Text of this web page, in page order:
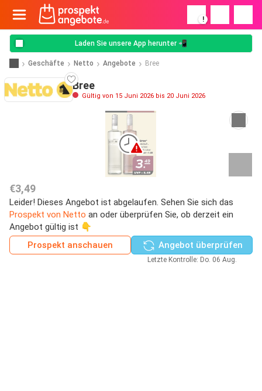
!
Laden Sie unsere App herunter 📲
Geschäfte Netto Angebote Bree
Bree
Gültig von 15 Juni 2026 bis 20 Juni 2026
€3,49
Leider! Dieses Angebot ist abgelaufen. Sehen Sie sich das
Prospekt von Netto an oder überprüfen Sie, ob derzeit ein
Angebot gültig ist 👇
Prospekt anschauen
Angebot überprüfen
Letzte Kontrolle: Do. 06 Aug.